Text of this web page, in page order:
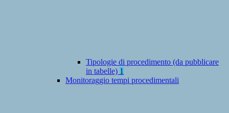
Tipologie di procedimento (da pubblicare
in tabelle) 1
Monitoraggio tempi procedimentali